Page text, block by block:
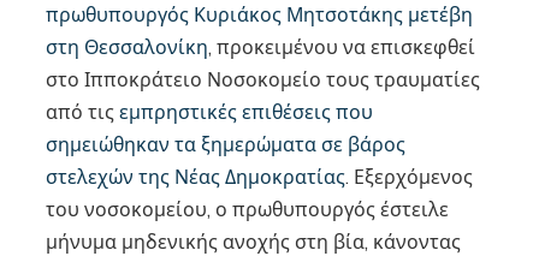
πρωθυπουργός Κυριάκος Μητσοτάκης μετέβη
στη Θεσσαλονίκη, προκειμένου να επισκεφθεί
στο Ιπποκράτειο Νοσοκομείο τους τραυματίες
από τιςεμπρηστικές επιθέσεις που
σημειώθηκαν τα ξημερώματα σε βάρος
στελεχών της Νέας Δημοκρατίας. Εξερχόμενος
του νοσοκομείου, ο πρωθυπουργός έστειλε
μήνυμα μηδενικής ανοχής στη βία, κάνοντας